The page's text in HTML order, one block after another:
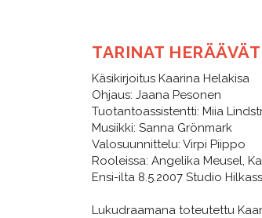
TARINAT
Käsikirjoitus Kaarina Helakisa
Ohjaus: Jaana Pesonen
Tuotantoassistentti: Miia
Musiikki: Sanna Grönmark
Valosuunnittelu: Virpi Piippo
Rooleissa: Angelika Meusel,
Ensi-ilta 8.5.2007 Studio
Lukudraamana toteutettu